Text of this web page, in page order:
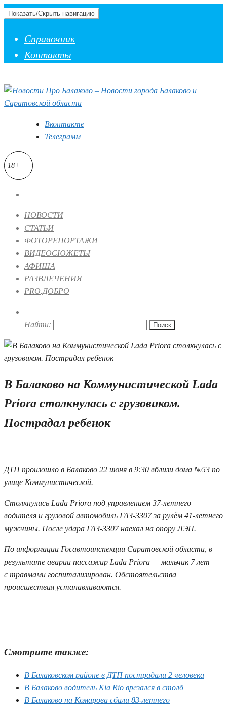
Показать/Скрыть навигацию
Справочник
Контакты
Вконтакте
Телеграмм
18+
НОВОСТИ
СТАТЬИ
ФОТОРЕПОРТАЖИ
ВИДЕОСЮЖЕТЫ
АФИША
РАЗВЛЕЧЕНИЯ
PRO.ДОБРО
Найти:
В Балаково на Коммунистической Lada
Priora столкнулась с грузовиком.
Пострадал ребенок
ДТП произошло в Балаково 22 июня в 9:30 вблизи дома №53 по
улице Коммунистической.
Столкнулись Lada Priora под управлением 37-летнего
водителя и грузовой автомобиль ГАЗ-3307 за рулём 41-летнего
мужчины. После удара ГАЗ-3307 наехал на опору ЛЭП.
По информации Госавтоинспекции Саратовской области, в
результате аварии пассажир Lada Priora — мальчик 7 лет —
с травмами госпитализирован. Обстоятельства
происшествия устанавливаются.
Смотрите также:
В Балаковском районе в ДТП пострадали 2 человека
В Балаково водитель Kia Rio врезался в столб
В Балаково на Комарова сбили 83-летнего